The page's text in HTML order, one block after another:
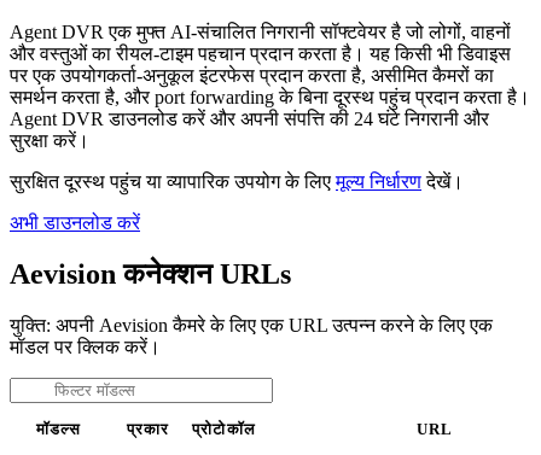
Agent DVR एक मुफ्त AI-संचालित निगरानी सॉफ्टवेयर है जो लोगों, वाहनों
और वस्तुओं का रीयल-टाइम पहचान प्रदान करता है। यह किसी भी डिवाइस
पर एक उपयोगकर्ता-अनुकूल इंटरफेस प्रदान करता है, असीमित कैमरों का
समर्थन करता है, और port forwarding के बिना दूरस्थ पहुंच प्रदान करता है।
Agent DVR डाउनलोड करें और अपनी संपत्ति की 24 घंटे निगरानी और
सुरक्षा करें।
सुरक्षित दूरस्थ पहुंच या व्यापारिक उपयोग के लिएमूल्य निर्धारणदेखें।
अभी डाउनलोड करें
Aevision कनेक्शन URLs
युक्ति: अपनी Aevision कैमरे के लिए एक URL उत्पन्न करने के लिए एक
मॉडल पर क्लिक करें।
मॉडल्स प्रकार प्रोटोकॉल URL